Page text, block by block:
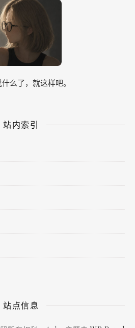
么了，就这样吧。
站内索引
站点信息